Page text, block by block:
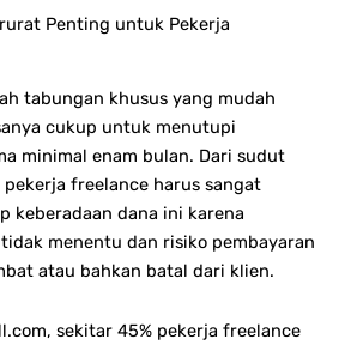
Penting untuk Pekerja
tabungan khusus yang mudah
cukup untuk menutupi
minimal enam bulan. Dari sudut
freelance harus sangat
keberadaan dana ini karena
menentu dan risiko pembayaran
atau bahkan batal dari klien.
sekitar 45% pekerja freelance